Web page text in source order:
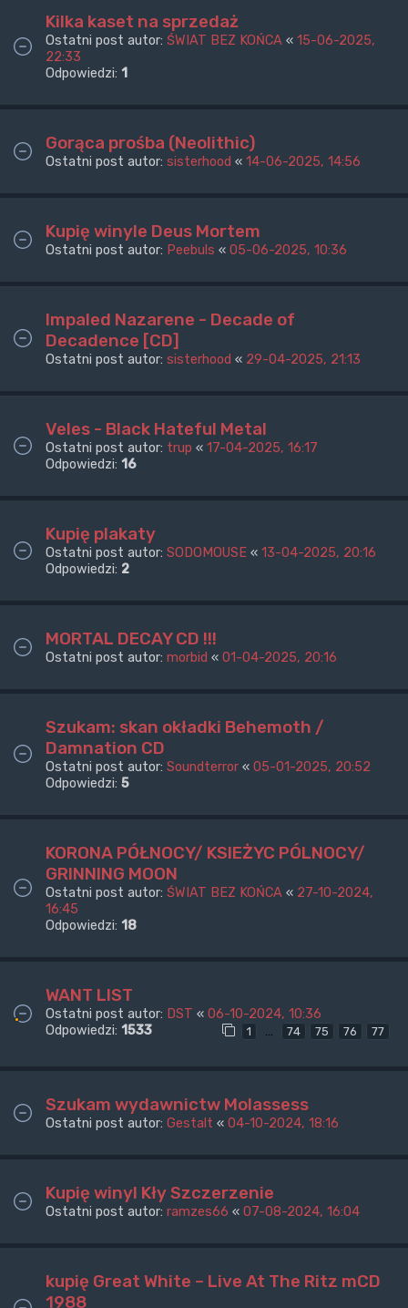
Kilka kaset na sprzedaż
Ostatni post autor: ŚWIAT BEZ KOŃCA « 15-06-2025,
22:33
Odpowiedzi: 1
Gorąca prośba (Neolithic)
Ostatni post autor: sisterhood « 14-06-2025, 14:56
Kupię winyle Deus Mortem
Ostatni post autor: Peebuls « 05-06-2025, 10:36
Impaled Nazarene - Decade of
Decadence [CD]
Ostatni post autor: sisterhood « 29-04-2025, 21:13
Veles - Black Hateful Metal
Ostatni post autor: trup « 17-04-2025, 16:17
Odpowiedzi: 16
Kupię plakaty
Ostatni post autor: SODOMOUSE « 13-04-2025, 20:16
Odpowiedzi: 2
MORTAL DECAY CD !!!
Ostatni post autor: morbid « 01-04-2025, 20:16
Szukam: skan okładki Behemoth /
Damnation CD
Ostatni post autor: Soundterror « 05-01-2025, 20:52
Odpowiedzi: 5
KORONA PÓŁNOCY/ KSIEŻYC PÓLNOCY/
GRINNING MOON
Ostatni post autor: ŚWIAT BEZ KOŃCA « 27-10-2024,
16:45
Odpowiedzi: 18
WANT LIST
Ostatni post autor: DST « 06-10-2024, 10:36
Odpowiedzi: 1533 1 … 74 75 76 77
Szukam wydawnictw Molassess
Ostatni post autor: Gestalt « 04-10-2024, 18:16
Kupię winyl Kły Szczerzenie
Ostatni post autor: ramzes66 « 07-08-2024, 16:04
kupię Great White – Live At The Ritz mCD
1988